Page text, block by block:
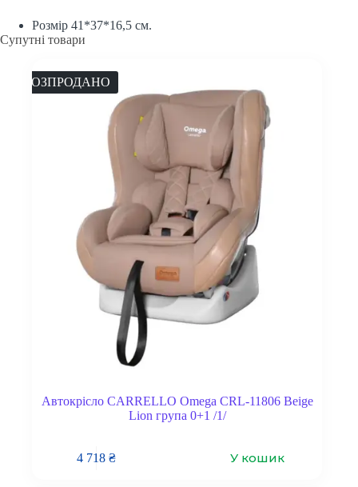
Розмір 41*37*16,5 см.
Супутні товари
РОЗПРОДАНО
Автокрісло CARRELLO Omega CRL-11806 Beige
Lion група 0+1 /1/
4 718₴ У кошик